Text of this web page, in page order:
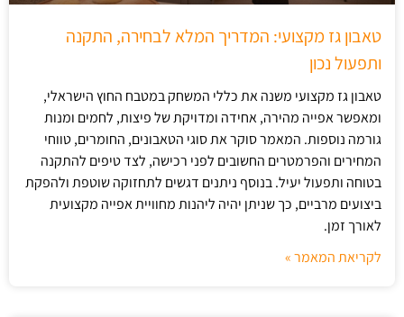
טאבון גז מקצועי: המדריך המלא לבחירה, התקנה
ותפעול נכון
טאבון גז מקצועי משנה את כללי המשחק במטבח החוץ הישראלי,
ומאפשר אפייה מהירה, אחידה ומדויקת של פיצות, לחמים ומנות
גורמה נוספות. המאמר סוקר את סוגי הטאבונים, החומרים, טווחי
המחירים והפרמטרים החשובים לפני רכישה, לצד טיפים להתקנה
בטוחה ותפעול יעיל. בנוסף ניתנים דגשים לתחזוקה שוטפת ולהפקת
ביצועים מרביים, כך שניתן יהיה ליהנות מחוויית אפייה מקצועית
לאורך זמן.
לקריאת המאמר »